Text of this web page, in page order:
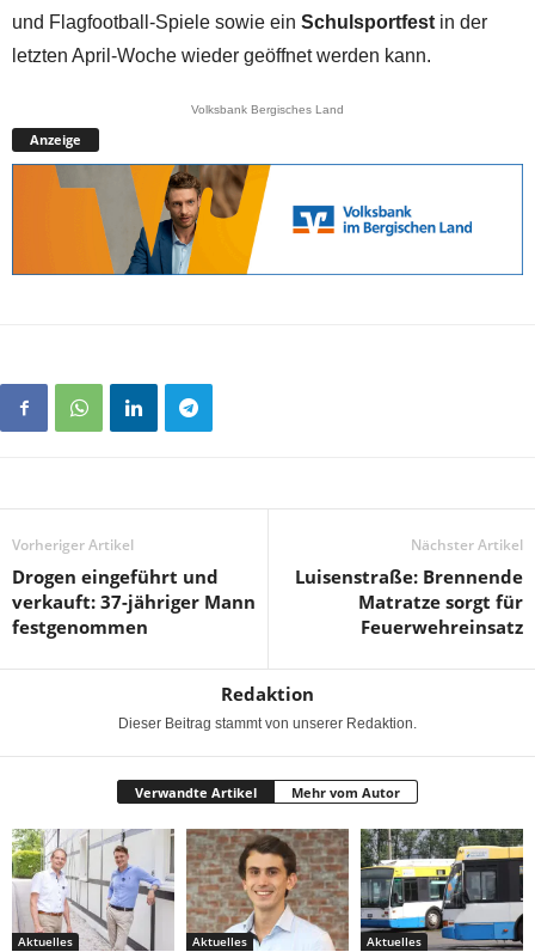
und Flagfootball-Spiele sowie ein Schulsportfest in der
letzten April-Woche wieder geöffnet werden kann.
Volksbank Bergisches Land
Anzeige
Vorheriger Artikel
Drogen eingeführt und
verkauft: 37-jähriger Mann
festgenommen
Nächster Artikel
Luisenstraße: Brennende
Matratze sorgt für
Feuerwehreinsatz
Redaktion
Dieser Beitrag stammt von unserer Redaktion.
Verwandte Artikel Mehr vom Autor
Aktuelles Aktuelles Aktuelles